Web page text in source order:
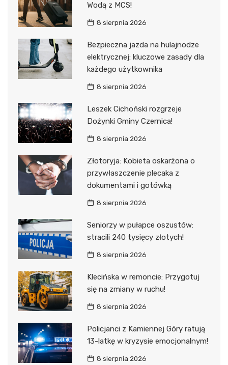
Wodą z MCS!
8 sierpnia 2026
Bezpieczna jazda na hulajnodze
elektrycznej: kluczowe zasady dla
każdego użytkownika
8 sierpnia 2026
Leszek Cichoński rozgrzeje
Dożynki Gminy Czernica!
8 sierpnia 2026
Złotoryja: Kobieta oskarżona o
przywłaszczenie plecaka z
dokumentami i gotówką
8 sierpnia 2026
Seniorzy w pułapce oszustów:
stracili 240 tysięcy złotych!
8 sierpnia 2026
Klecińska w remoncie: Przygotuj
się na zmiany w ruchu!
8 sierpnia 2026
Policjanci z Kamiennej Góry ratują
13-latkę w kryzysie emocjonalnym!
8 sierpnia 2026